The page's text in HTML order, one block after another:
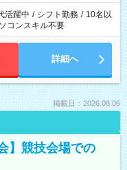
活躍中 / シフト勤務 / 10名以
コンスキル不要
詳細へ
掲載日：2026.08.06
】競技会場での